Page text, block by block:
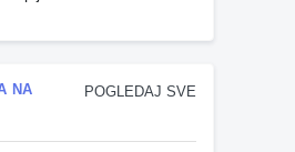
POGLEDAJ SVE
NA